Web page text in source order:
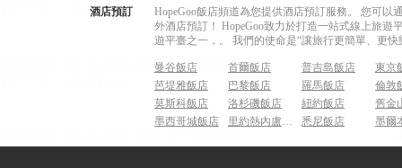
酒店預訂
HopeGoo飯店頻道為您提供酒店預訂服務。 您可
外酒店預訂！ HopeGoo致力於打造一站式線上旅
遊平臺之一，。 我們的使命是“讓旅行更簡單、更
曼谷飯店 首爾飯店 普吉島飯店
東京
芭堤雅飯店
巴黎飯店 羅馬飯店
倫敦
莫斯科飯店
洛杉磯飯店 紐約飯店
舊金
墨西哥城飯店
悉尼飯店 墨爾